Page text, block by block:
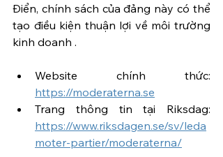
Điển, chính sách của đảng này có thể
tạo điều kiện thuận lợi về môi trường
kinh doanh .
https://moderaterna.se
https://www.riksdagen.se/sv/leda
moter-partier/moderaterna/